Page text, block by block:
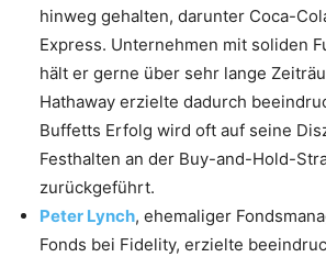
hinweg gehalten, darunter Coca-
Express. Unternehmen mit soliden
hält er gerne über sehr lange
Hathaway erzielte dadurch
Buffetts Erfolg wird oft auf seine
Festhalten an der Buy-and-Hold-
zurückgeführt.
Peter Lynch, ehemaliger
Fonds bei Fidelity, erzielte